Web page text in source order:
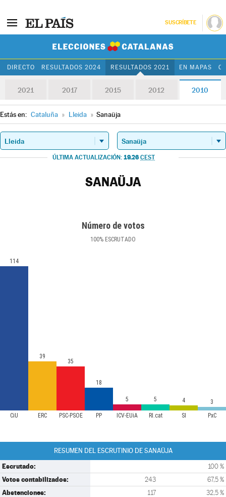
SUSCRÍBETE
DIRECTO RESULTADOS 2024 RESULTADOS 2021 EN MAPAS
2021 2017 2015 2012 2010
Estás en: Cataluña » Lleida » Sanaüja
ÚLTIMA ACTUALIZACIÓN: 19.26 CEST
SANAÜJA
Número de votos
100% ESCRUTADO
CiU ERC PSC-PSOE PP ICV-EUiA RI.cat SI PxC
114
39
35
18
5 5 4 3
RESUMEN DEL ESCRUTINIO DE SANAÜJA
Escrutado: 100 %
Votos contabilizados: 243 67,5 %
Abstenciones: 117 32,5 %